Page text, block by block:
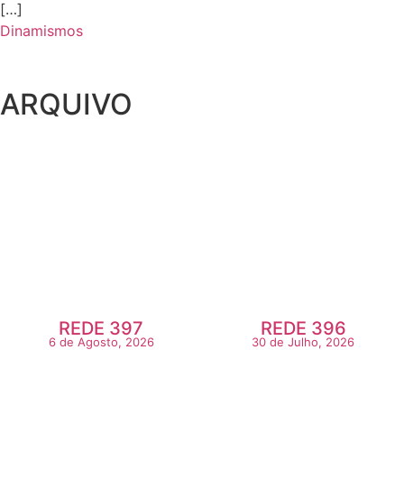
[…]
Dinamismos
ARQUIVO
REDE 397
6 de Agosto, 2026
REDE 396
30 de Julho, 2026